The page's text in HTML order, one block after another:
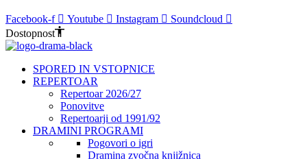
Facebook-f Youtube Instagram
Soundcloud
Dostopnost
SPORED IN VSTOPNICE
REPERTOAR
Repertoar 2026/27
Ponovitve
Repertoarji od 1991/92
DRAMINI PROGRAMI
Pogovori o igri
Dramina zvočna knjižnica